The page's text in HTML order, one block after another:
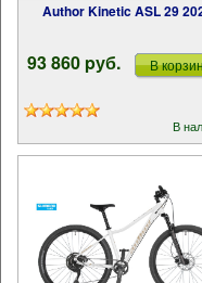
Author Kinetic ASL 29
93 860 pуб. В
В